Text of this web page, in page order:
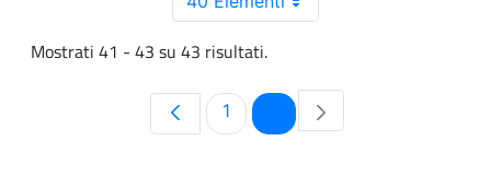
Mostrati 41 - 43 su 43 risultati.
Pagina
1 Pagina